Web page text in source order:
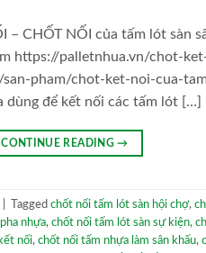
– CHỐT NỐI của tấm lót sàn
https://palletnhua.vn/chot-
pham/chot-ket-noi-cua-
để kết nối các tấm lót […]
CONTINUE READING→
Tagged chốt nối tấm lót sàn hội chợ,
nhựa, chốt nối tấm lót sàn sự kiện,
nối, chốt nối tấm nhựa làm sân khấu,